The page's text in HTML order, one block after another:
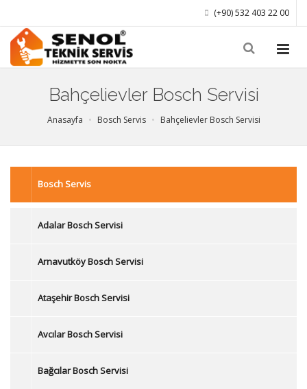
(+90) 532 403 22 00
Bahçelievler Bosch Servisi
Anasayfa Bosch Servis Bahçelievler Bosch Servisi
Bosch Servis
Adalar Bosch Servisi
Arnavutköy Bosch Servisi
Ataşehir Bosch Servisi
Avcılar Bosch Servisi
Bağcılar Bosch Servisi